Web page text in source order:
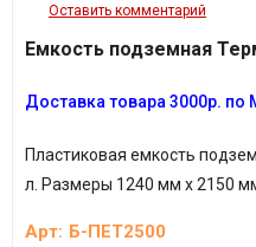
Оставить комментарий
Емкость подземная
Доставка товара 3000р. по
Пластиковая емкость
л. Размеры 1240 мм х 2150
Арт: Б-ПЕТ2500